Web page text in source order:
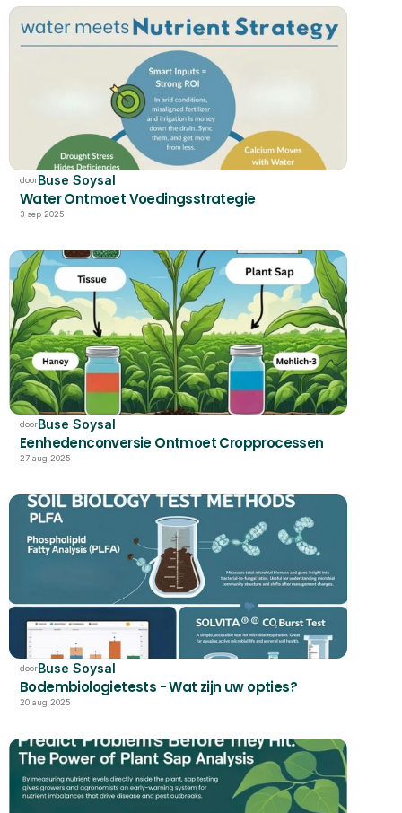
doorBuse Soysal
Water Ontmoet Voedingsstrategie
3 sep 2025
doorBuse Soysal
Eenhedenconversie Ontmoet Cropprocessen
27 aug 2025
doorBuse Soysal
Bodembiologietests - Wat zijn uw opties?
20 aug 2025